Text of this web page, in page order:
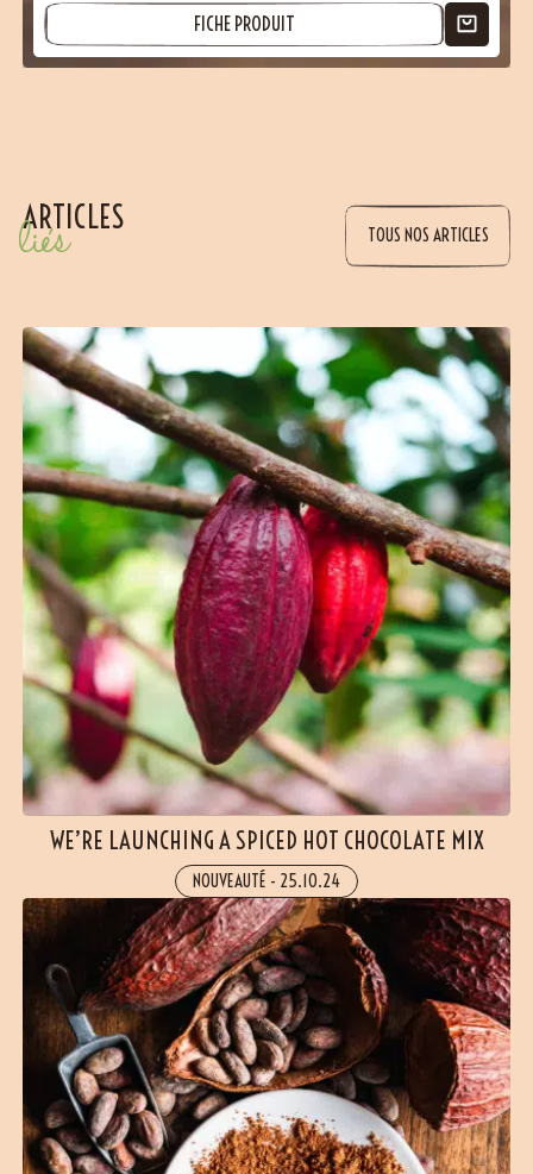
(5 avis)
FICHE PRODUIT
ARTICLES
liés TOUS NOS ARTICLES
WE’RE LAUNCHING A SPICED HOT CHOCOLATE MIX
NOUVEAUTÉ - 25.10.24